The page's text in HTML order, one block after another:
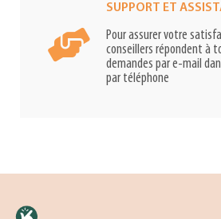
SUPPORT ET
Pour assurer votre
conseillers répondent à
demandes par e-mail
par téléphone